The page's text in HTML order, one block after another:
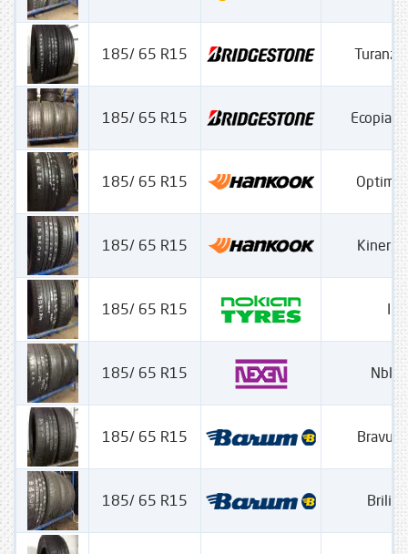
185/ 65 R15
185/ 65 R15 Ecopia
185/ 65 R15 Optima
185/ 65 R15
185/ 65 R15
185/ 65 R15
185/ 65 R15
185/ 65 R15